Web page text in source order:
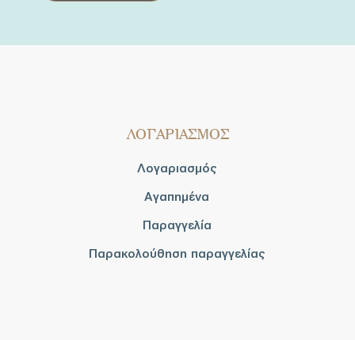
ΛΟΓΑΡΙΑΣΜΟΣ
Λογαριασμός
Αγαπημένα
Παραγγελία
Παρακολούθηση παραγγελίας